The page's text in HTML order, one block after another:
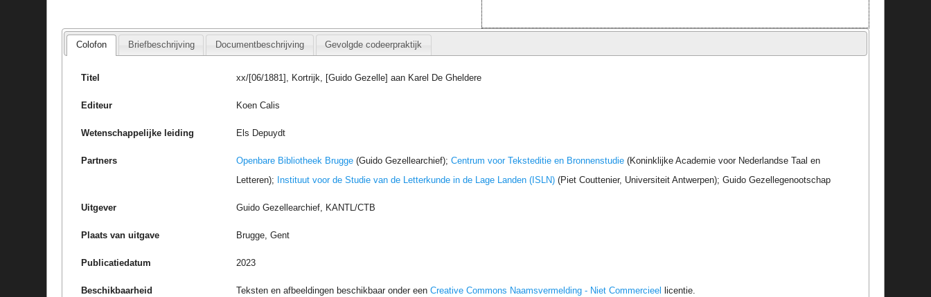
Colofon Briefbeschrijving Documentbeschrijving Gevolgde codeerpraktijk
Titel xx/[06/1881], Kortrijk, [Guido Gezelle] aan Karel De Gheldere
Editeur Koen Calis
Wetenschappelijke leiding Els Depuydt
Partners Openbare Bibliotheek Brugge (Guido Gezellearchief);Centrum voor Teksteditie en Bronnenstudie (Koninklijke Academie voor Nederlandse Taal en
Letteren); Instituut voor de Studie van de Letterkunde in de Lage Landen (ISLN) (Piet Couttenier, Universiteit Antwerpen); Guido Gezellegenootschap
Uitgever Guido Gezellearchief, KANTL/CTB
Plaats van uitgave Brugge, Gent
Publicatiedatum 2023
Beschikbaarheid Teksten en afbeeldingen beschikbaar onder eenCreative Commons Naamsvermelding - Niet Commercieel licentie.